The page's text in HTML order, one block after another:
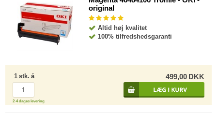
original
Altid høj kvalitet
100% tilfredshedsgaranti
1 stk. á 499,00 DKK
2-4 dages levering